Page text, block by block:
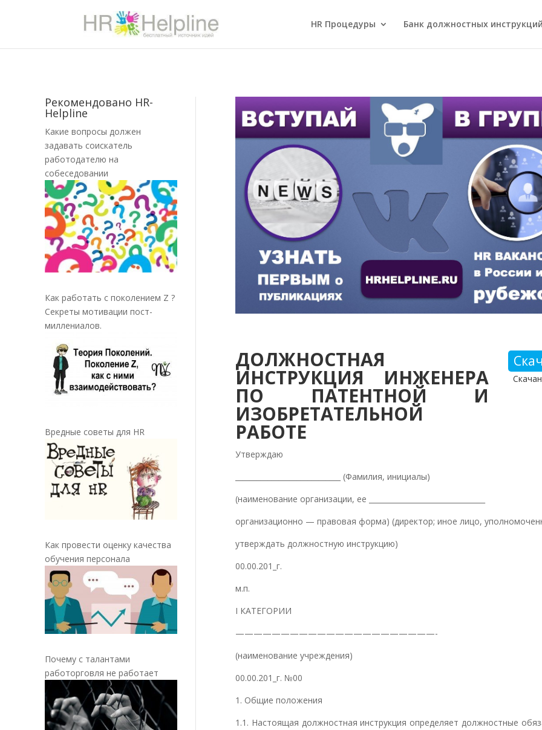
HR Процедуры Банк должностных инструкций
Рекомендовано HR-
Helpline
Какие вопросы должен
задавать соискатель
работодателю на
собеседовании
Как работать с поколением Z ?
Секреты мотивации пост-
миллениалов.
Вредные советы для HR
Как провести оценку качества
обучения персонала
Почему с талантами
работорговля не работает
ДОЛЖНОСТНАЯ
ИНСТРУКЦИЯ ИНЖЕНЕРА
ПО ПАТЕНТНОЙ И
ИЗОБРЕТАТЕЛЬНОЙ
РАБОТЕ
Утверждаю
_____________________________ (Фамилия, инициалы)
(наименование организации, ее ________________________________
организационно — правовая форма) (директор; иное лицо,
утверждать должностную инструкцию)
00.00.201_г.
м.п.
I КАТЕГОРИИ
——————————————————————-
(наименование учреждения)
00.00.201_г. №00
1. Общие положения
1.1. Настоящая должностная инструкция определяет должностные